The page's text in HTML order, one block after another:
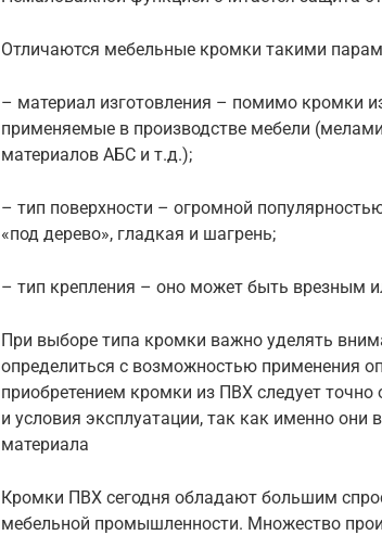
Отличаются мебельные кромки такими
– материал изготовления – помимо кромки
применяемые в производстве мебели
материалов АБС и т.д.);
– тип поверхности – огромной
«под дерево», гладкая и шагрень;
– тип крепления – оно может быть врезным
При выборе типа кромки важно уделять
определиться с возможностью применения
приобретением кромки из ПВХ следует
и условия эксплуатации, так как именно
материала
Кромки ПВХ сегодня обладают большим
мебельной промышленности. Множество